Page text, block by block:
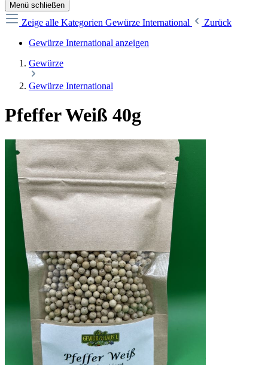
Menü schließen
Zeige alle Kategorien Gewürze International
Zurück
Gewürze International anzeigen
Gewürze
Gewürze International
Pfeffer Weiß 40g